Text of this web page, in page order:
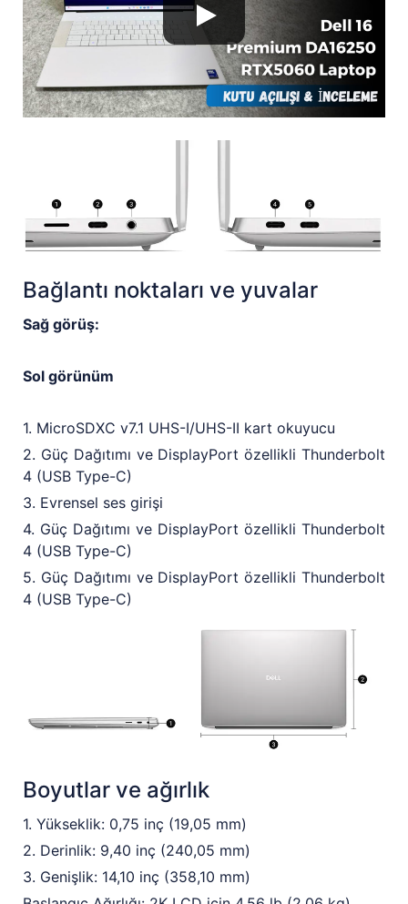
Bağlantı noktaları ve yuvalar
Sağ görüş:
Sol görünüm
1. MicroSDXC v7.1 UHS-I/UHS-II kart okuyucu
2. Güç Dağıtımı ve DisplayPort özellikli Thunderbolt
4 (USB Type-C)
3. Evrensel ses girişi
4. Güç Dağıtımı ve DisplayPort özellikli Thunderbolt
4 (USB Type-C)
5. Güç Dağıtımı ve DisplayPort özellikli Thunderbolt
4 (USB Type-C)
Boyutlar ve ağırlık
1. Yükseklik: 0,75 inç (19,05 mm)
2. Derinlik: 9,40 inç (240,05 mm)
3. Genişlik: 14,10 inç (358,10 mm)